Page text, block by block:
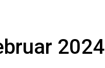
2024